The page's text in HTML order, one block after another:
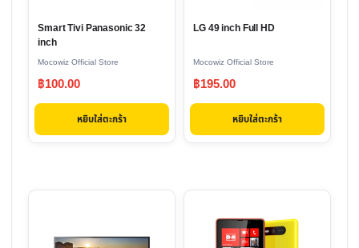
Smart Tivi Panasonic 32
inch
Mocowiz Official Store
฿100.00
หยิบใส่ตะกร้า
LG 49 inch Full HD
Mocowiz Official Store
฿195.00
หยิบใส่ตะกร้า
product